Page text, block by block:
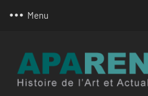
Menu